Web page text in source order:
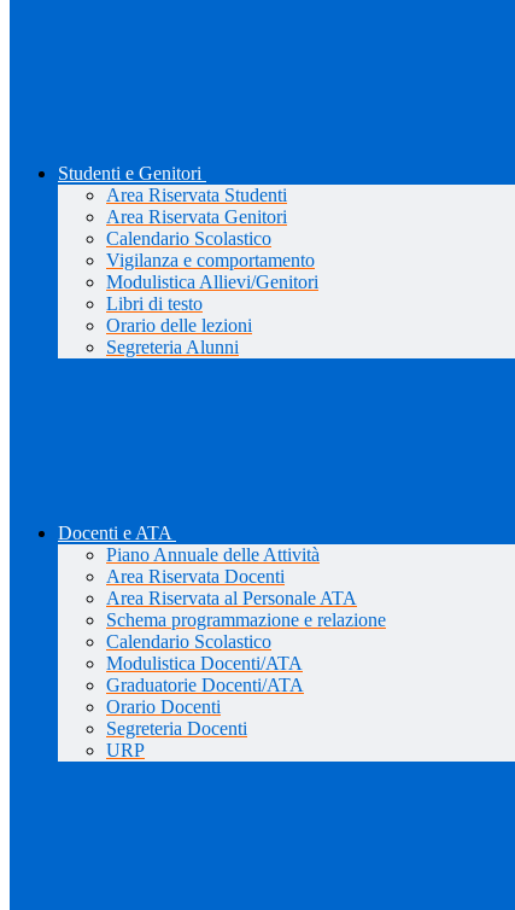
Studenti e Genitori
Area Riservata Studenti
Area Riservata Genitori
Calendario Scolastico
Vigilanza e comportamento
Modulistica Allievi/Genitori
Libri di testo
Orario delle lezioni
Segreteria Alunni
Docenti e ATA
Piano Annuale delle Attività
Area Riservata Docenti
Area Riservata al Personale ATA
Schema programmazione e relazione
Calendario Scolastico
Modulistica Docenti/ATA
Graduatorie Docenti/ATA
Orario Docenti
Segreteria Docenti
URP